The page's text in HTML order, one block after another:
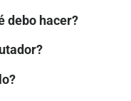
debo hacer?